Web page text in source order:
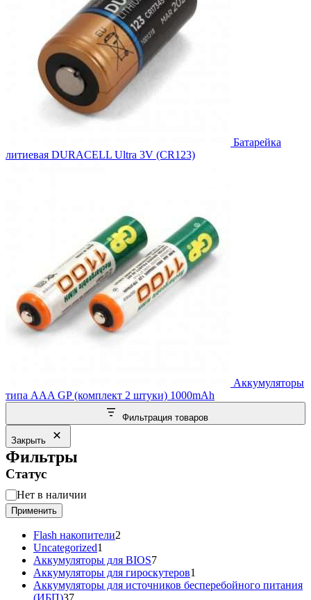
Батарейка
литиевая DURACELL Ultra 3V (CR123)
Аккумуляторы
типа AAA GP (комплект 2 штуки) 1000mAh
Фильтрация товаров
Закрыть
Фильтры
Статус
Статус
Нет в наличии
Применить
Flash накопители2
Uncategorized1
товар
Аккумуляторы для BIOS77
товаров
Аккумуляторы для гироскутеров1
товар
Аккумуляторы для источников бесперебойного питания
37